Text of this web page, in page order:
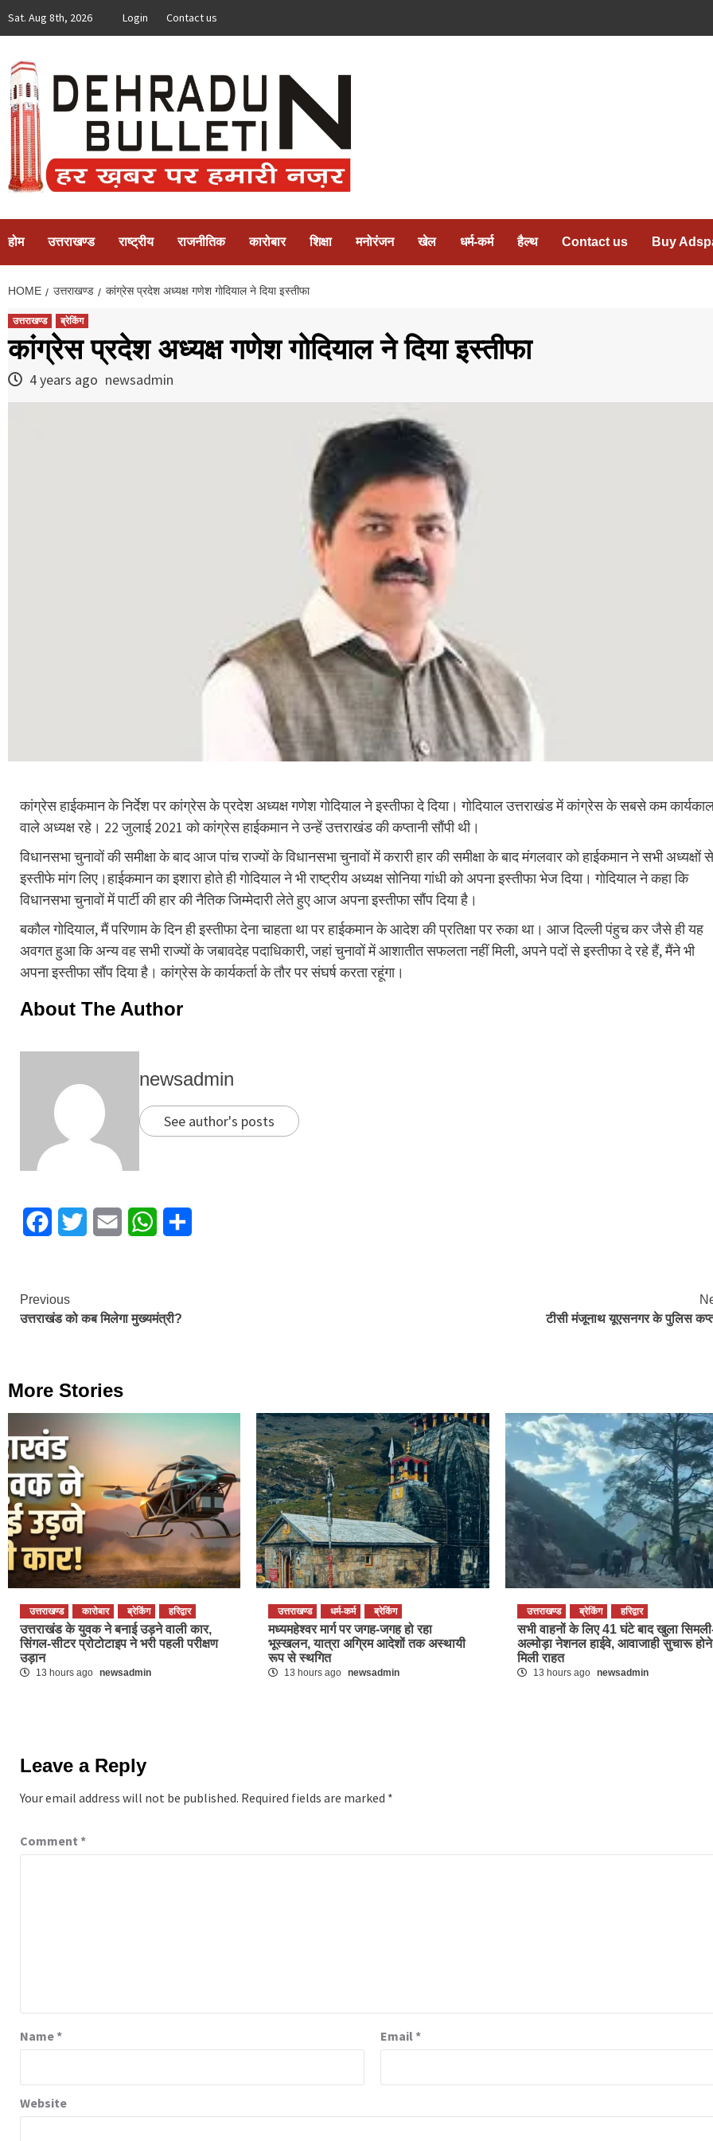
Sat. Aug 8th, 2026 Login Contact us
होम उत्तराखण्ड राष्ट्रीय राजनीतिक कारोबार शिक्षा मनोरंजन खेल धर्म-कर्म हैल्थ Contact us Buy
HOME उत्तराखण्ड कांग्रेस प्रदेश अध्यक्ष गणेश गाेदियाल ने दिया इस्तीफा
उत्तराखण्ड ब्रेकिंग
कांग्रेस प्रदेश अध्यक्ष गणेश गाेदियाल ने दिया इस्तीफा
4 years ago newsadmin
कांग्रेस हाईकमान के निर्देश पर कांग्रेस के प्रदेश अध्यक्ष गणेश गोदियाल ने इस्तीफा दे दिया। गोदियाल उत्तराखंड में कांग्रेस के सबसे कम
वाले अध्यक्ष रहे। 22 जुलाई 2021 को कांग्रेस हाईकमान ने उन्हें उत्तराखंड की कप्तानी सौंपी थी।
विधानसभा चुनावों की समीक्षा के बाद आज पांच राज्यों के विधानसभा चुनावों में करारी हार की समीक्षा के बाद मंगलवार को हाईकमान ने सभी अध्यक्षों से
इस्तीफे मांग लिए।हाईकमान का इशारा होते ही गोदियाल ने भी राष्ट्रीय अध्यक्ष सोनिया गांधी को अपना इस्तीफा भेज दिया। गोदियाल ने कहा कि
विधानसभा चुनावों में पार्टी की हार की नैतिक जिम्मेदारी लेते हुए आज अपना इस्तीफा सौंप दिया है।
बकौल गोदियाल, मैं परिणाम के दिन ही इस्तीफा देना चाहता था पर हाईकमान के आदेश की प्रतिक्षा पर रुका था। आज दिल्ली पंहुच कर जैसे ही यह
अवगत हुआ कि अन्य वह सभी राज्यों के जबावदेह पदाधिकारी, जहां चुनावों में आशातीत सफलता नहीं मिली, अपने पदों से इस्तीफा दे रहे हैं, मैंने भी
अपना इस्तीफा सौंप दिया है। कांग्रेस के कार्यकर्ता के तौर पर संघर्ष करता रहूंगा।
About The Author
newsadmin
See author's posts
FacebookTwitter Email WhatsApp
Continue
Reading
Previous
उत्तराखंड को कब मिलेगा मुख्यमंत्री?
टीसी मंजूनाथ यूएसनगर के पुलिस
More Stories
उत्तराखण्ड कारोबार ब्रेकिंग हरिद्वार
उत्तराखंड के युवक ने बनाई उड़ने वाली कार,
सिंगल-सीटर प्रोटोटाइप ने भरी पहली परीक्षण
उड़ान
13 hours ago newsadmin
उत्तराखण्ड धर्म-कर्म ब्रेकिंग
मध्यमहेश्वर मार्ग पर जगह-जगह हो रहा
भूस्खलन, यात्रा अग्रिम आदेशों तक अस्थायी
रूप से स्थगित
13 hours ago newsadmin
उत्तराखण्ड ब्रेकिंग हरिद्वार
सभी वाहनों के लिए 41 घंटे बाद खुला
अल्मोड़ा नेशनल हाईवे, आवाजाही सुचारू
मिली राहत
13 hours ago newsadmin
Leave a Reply
Your email address will not be published. Required fields are marked *
Comment *
Name* Email*
Website